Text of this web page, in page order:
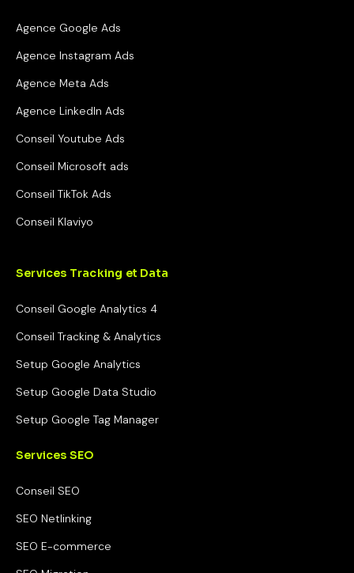
Agence Google Ads
Agence Instagram Ads
Agence Meta Ads
Agence LinkedIn Ads
Conseil Youtube Ads
Conseil Microsoft ads
Conseil TikTok Ads
Conseil Klaviyo
Services Tracking et Data
Conseil Google Analytics 4
Conseil Tracking & Analytics
Setup Google Analytics
Setup Google Data Studio
Setup Google Tag Manager
Services SEO
Conseil SEO
SEO Netlinking
SEO E-commerce